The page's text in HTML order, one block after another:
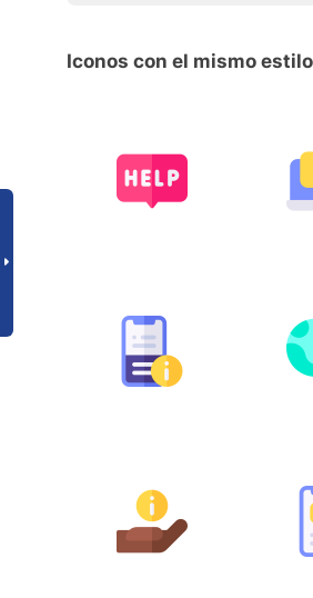
Iconos con el mismo